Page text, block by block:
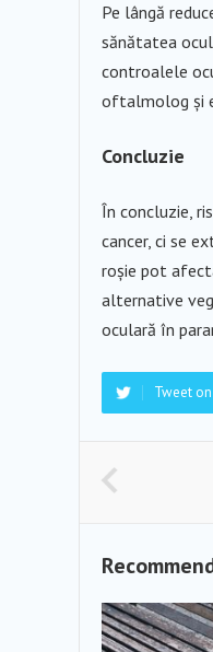
Pe lângă
sănătatea
controalele
oftalmolog și
Concluzie
În concluzie,
cancer, ci se
roșie pot
alternative
oculară în
Tweet